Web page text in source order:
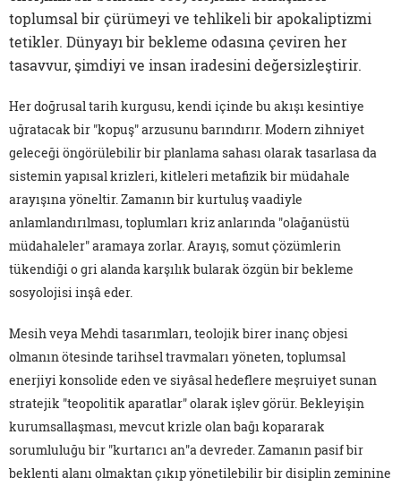
toplumsal bir çürümeyi ve tehlikeli bir apokaliptizmi
tetikler. Dünyayı bir bekleme odasına çeviren her
tasavvur, şimdiyi ve insan iradesini değersizleştirir.
Her doğrusal tarih kurgusu, kendi içinde bu akışı kesintiye
uğratacak bir "kopuş" arzusunu barındırır. Modern zihniyet
geleceği öngörülebilir bir planlama sahası olarak tasarlasa da
sistemin yapısal krizleri, kitleleri metafizik bir müdahale
arayışına yöneltir. Zamanın bir kurtuluş vaadiyle
anlamlandırılması, toplumları kriz anlarında "olağanüstü
müdahaleler" aramaya zorlar. Arayış, somut çözümlerin
tükendiği o gri alanda karşılık bularak özgün bir bekleme
sosyolojisi inşâ eder.
Mesih veya Mehdi tasarımları, teolojik birer inanç objesi
olmanın ötesinde tarihsel travmaları yöneten, toplumsal
enerjiyi konsolide eden ve siyâsal hedeflere meşruiyet sunan
stratejik "teopolitik aparatlar" olarak işlev görür. Bekleyişin
kurumsallaşması, mevcut krizle olan bağı kopararak
sorumluluğu bir "kurtarıcı an"a devreder. Zamanın pasif bir
beklenti alanı olmaktan çıkıp yönetilebilir bir disiplin zeminine